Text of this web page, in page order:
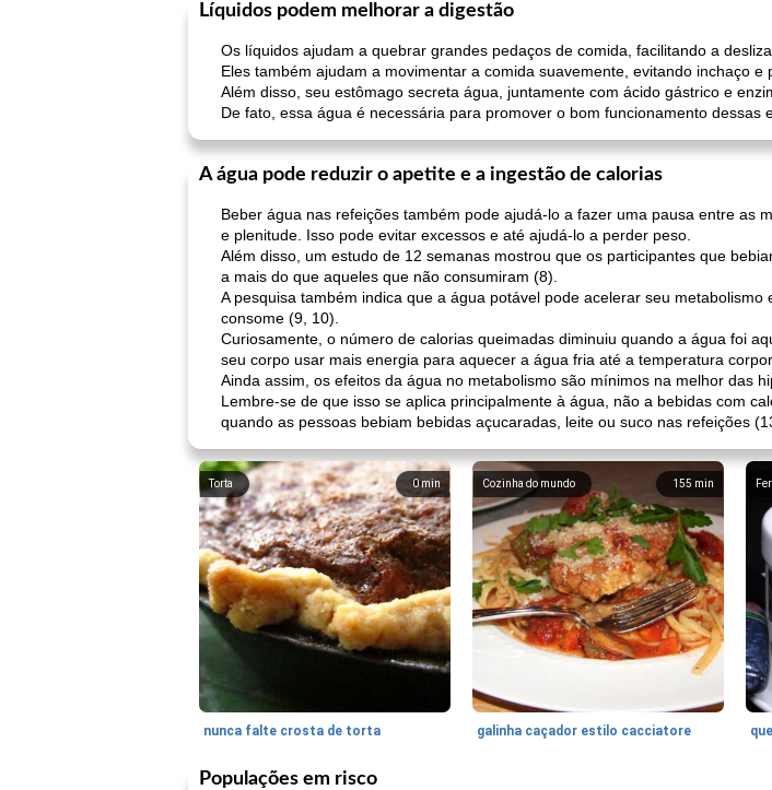
Líquidos podem melhorar a digestão
Os líquidos ajudam a quebrar grandes pedaços de comida, facilitando a
Eles também ajudam a movimentar a comida suavemente, evitando inchaço e
Além disso, seu estômago secreta água, juntamente com ácido gástrico e
De fato, essa água é necessária para promover o bom funcionamento dessas
A água pode reduzir o apetite e a ingestão de calorias
Beber água nas refeições também pode ajudá-lo a fazer uma pausa entre as
e plenitude. Isso pode evitar excessos e até ajudá-lo a perder peso.
Além disso, um estudo de 12 semanas mostrou que os participantes que
a mais do que aqueles que não consumiram (8).
A pesquisa também indica que a água potável pode acelerar seu
consome (9, 10).
Curiosamente, o número de calorias queimadas diminuiu quando a água foi
seu corpo usar mais energia para aquecer a água fria até a temperatura
Ainda assim, os efeitos da água no metabolismo são mínimos na melhor das
Lembre-se de que isso se aplica principalmente à água, não a bebidas com
quando as pessoas bebiam bebidas açucaradas, leite ou suco nas refeições
0min
Torta
nunca falte crosta de torta
155 min
Cozinha do mundo
galinha caçador estilo cacciatore
Populações em risco